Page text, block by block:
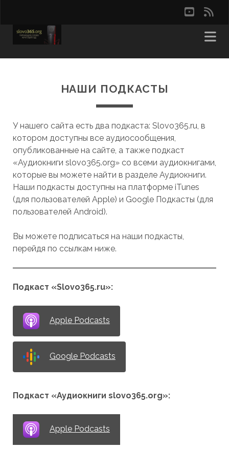
rss
НАШИ ПОДКАСТЫ
У нашего сайта есть два подкаста: Slovo365.ru, в
котором доступны все аудиосообщения,
опубликованные на сайте, а также подкаст
«Аудиокниги slovo365.org» со всеми аудиокнигами,
которые вы можете найти в разделе Аудиокниги.
Наши подкасты доступны на платформе iTunes
(для пользователей Apple) и Google Подкасты (для
пользователей Android).
Вы можете подписаться на наши подкасты,
перейдя по ссылкам ниже.
Подкаст «Slovo365.ru»:
Apple Podcasts
Google Podcasts
Подкаст «Аудиокниги slovo365.org»:
Apple Podcasts